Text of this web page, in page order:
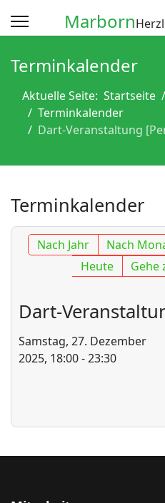
Marborn
Terminkalender
Aktuelle Seite: Startseite
Terminkalender
Dart-Veranstaltung
Terminkalender
Nach Jahr Nach
Heute
Gehe
Dart-
Samstag, 27. Dezember
2025, 18:00 - 23:30